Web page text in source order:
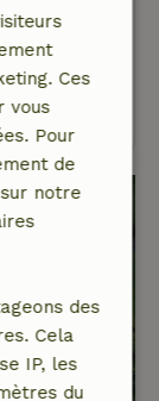
Ces
vous
Pour
de
notre
des
Cela
IP, les
du